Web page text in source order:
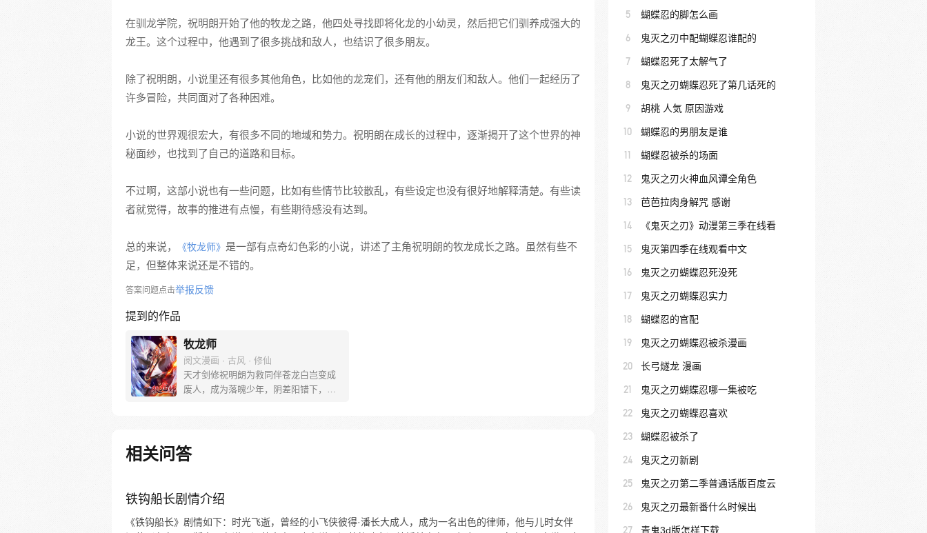
在驯龙学院，祝明朗开始了他的牧龙之路，他四处寻找即将化龙的小幼灵，然后把它们驯养成强大的
龙王。这个过程中，他遇到了很多挑战和敌人，也结识了很多朋友。
除了祝明朗，小说里还有很多其他角色，比如他的龙宠们，还有他的朋友们和敌人。他们一起经历了
许多冒险，共同面对了各种困难。
小说的世界观很宏大，有很多不同的地域和势力。祝明朗在成长的过程中，逐渐揭开了这个世界的神
秘面纱，也找到了自己的道路和目标。
不过啊，这部小说也有一些问题，比如有些情节比较散乱，有些设定也没有很好地解释清楚。有些读
者就觉得，故事的推进有点慢，有些期待感没有达到。
总的来说， 《牧龙师》 是一部有点奇幻色彩的小说，讲述了主角祝明朗的牧龙成长之路。虽然有些不
足，但整体来说还是不错的。
答案问题点击举报反馈
提到的作品
牧龙师
阅文漫画 · 古风 · 修仙
天才剑修祝明朗为救同伴苍龙白岂变成
废人，成为落魄少年，阴差阳错下，却
化身为牧龙师，开启了自己的传奇之
路。
相关问答
铁钩船长剧情介绍
《铁钩船长》剧情如下：时光飞逝，曾经的小飞侠彼得·潘长大成人，成为一名出色的律师，他与儿时女伴
5 蝴蝶忍的脚怎么画
6 鬼灭之刃中配蝴蝶忍谁配的
7 蝴蝶忍死了太解气了
8 鬼灭之刃蝴蝶忍死了第几话死的
9 胡桃 人気 原因游戏
10 蝴蝶忍的男朋友是谁
11 蝴蝶忍被杀的场面
12 鬼灭之刃火神血风谭全角色
13 芭芭拉肉身解咒 感谢
14 《鬼灭之刃》动漫第三季在线看
15 鬼灭第四季在线观看中文
16 鬼灭之刃蝴蝶忍死没死
17 鬼灭之刃蝴蝶忍实力
18 蝴蝶忍的官配
19 鬼灭之刃蝴蝶忍被杀漫画
20 长弓燧龙 漫画
21 鬼灭之刃蝴蝶忍哪一集被吃
22 鬼灭之刃蝴蝶忍喜欢
23 蝴蝶忍被杀了
24 鬼灭之刃新剧
25 鬼灭之刃第二季普通话版百度云
26 鬼灭之刃最新番什么时候出
27 青鬼3d版怎样下载